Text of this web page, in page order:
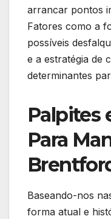
arrancar pontos
Fatores como a
possíveis
e a estratégia de
determinantes
Palpites
Para
Baseando-nos
forma atual e